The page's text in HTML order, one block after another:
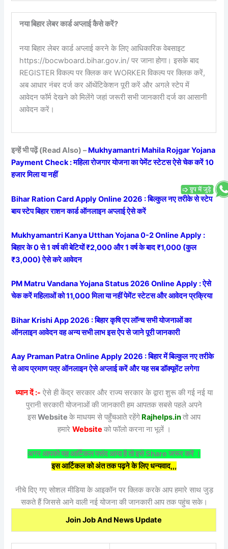
नया बिहार लेबर कार्ड अप्लाई कैसे करें?
नया बिहार लेबर कार्ड अप्लाई करने के लिए आधिकारिक वेबसाइट
https://bocwboard.bihar.gov.in/ पर जाना होगा। इसके बाद
REGISTER विकल्प पर क्लिक कर WORKER विकल्प पर क्लिक करें,
अब आधार नंबर दर्ज कर ऑथेंटिकेशन पूरी करें और अगले स्टेप में
आवेदन फॉर्म देखने को मिलेंगे जहां जरूरी सभी जानकारी दर्ज का आसानी
आवेदन करें।
इन्हें भी पढ़ें (Read Also) –Mukhyamantri Mahila Rojgar Yojana
Payment Check : महिला रोजगार योजना का पेमेंट स्टेटस ऐसे चेक करें 10
हजार मिला या नहीं
Bihar Ration Card Apply Online 2026 : बिल्कुल नए तरीके से स्टेप
बाय स्टेप बिहार राशन कार्ड ऑनलाइन अप्लाई ऐसे करें
Mukhyamantri Kanya Utthan Yojana 0-2 Online Apply :
बिहार के 0 से 1 वर्ष की बेटियों ₹2,000 और 1 वर्ष के बाद ₹1,000 (कुल
₹3,000) ऐसे करे आवेदन
PM Matru Vandana Yojana Status 2026 Online Apply : ऐसे
चेक करें महिलाओं को 11,000 मिला या नहीं पेमेंट स्टेटस और आवेदन प्रक्रिया
Bihar Krishi App 2026 : बिहार कृषि एप लॉन्च सभी योजनाओं का
ऑनलाइन आवेदन वह अन्य सभी लाभ इस ऐप से जाने पूरी जानकारी
Aay Praman Patra Online Apply 2026 : बिहार में बिल्कुल नए तरीके
से आय प्रमाण पत्र ऑनलाइन ऐसे अप्लाई करें और यह सब डॉक्यूमेंट लगेगा
ध्यान दें :- ऐसे ही केंद्र सरकार और राज्य सरकार के द्वारा शुरू की गई नई या
पुरानी सरकारी योजनाओं की जानकारी हम आपतक सबसे पहले अपने
इसWebsite के माधयम से पहुँचआते रहेंगे Rajhelps.inतो आप
हमारे Website को फॉलो करना ना भूलें ।
अगर आपको यह आर्टिकल पसंद आया है तो इसे Share जरूर करें ।
इस आर्टिकल को अंत तक पढ़ने के लिए धन्यवाद,,,
नीचे दिए गए सोशल मीडिया के आइकॉन पर क्लिक करके आप हमारे साथ जुड़
सकते हैं जिससे आने वाली नई योजना की जानकारी आप तक पहुंच सके।
Join Job And News Update